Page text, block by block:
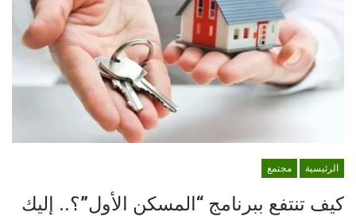
الرئيسية مجتمع
كيف تنتفع ببرنامج “المسكن الأول”؟.. إليك